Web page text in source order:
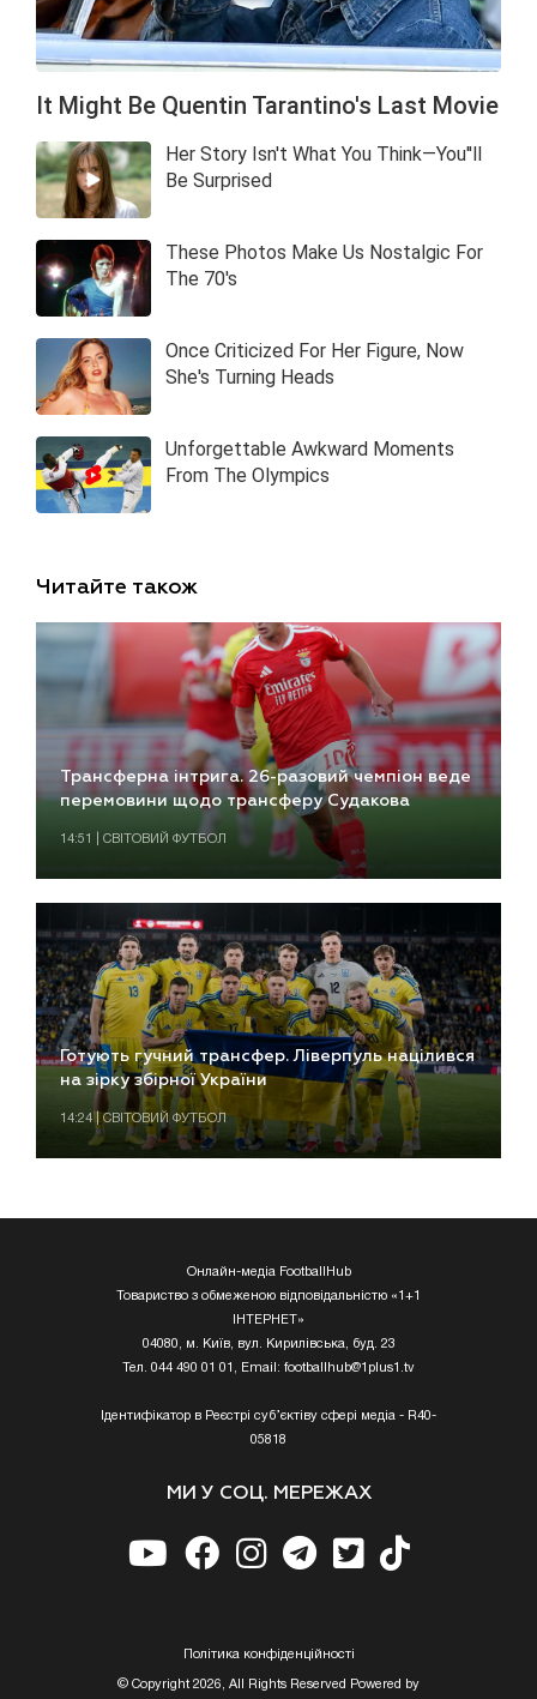
Читайте також
Трансферна інтрига. 26-разовий чемпіон веде
перемовини щодо трансферу Судакова
14:51 | СВІТОВИЙ ФУТБОЛ
Готують гучний трансфер. Ліверпуль націлився
на зірку збірної України
14:24 | СВІТОВИЙ ФУТБОЛ
Онлайн-медіа FootballHub
Товариство з обмеженою відповідальністю «1+1
ІНТЕРНЕТ»
04080, м. Київ, вул. Кирилівська, буд. 23
Тел. 044 490 01 01, Email: footballhub@1plus1.tv
Ідентифікатор в Реєстрі суб’єктіву сфері медіа - R40-
05818
МИ У СОЦ. МЕРЕЖАХ
Полiтика конфiденцiйностi
© Copyright 2026, All Rights Reserved Powered by